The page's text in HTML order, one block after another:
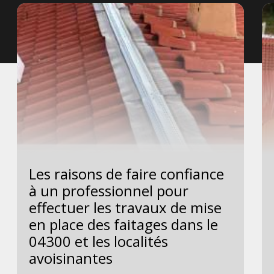
Les raisons de faire confiance
à un professionnel pour
effectuer les travaux de mise
en place des faitages dans le
04300 et les localités
avoisinantes